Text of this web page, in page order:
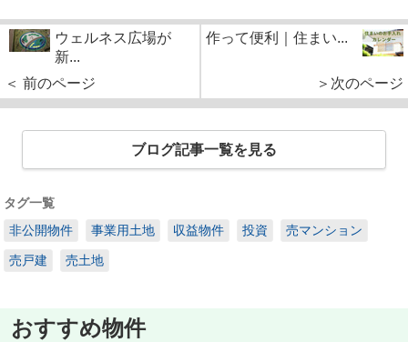
ウェルネス広場が
新...
＜ 前のページ
作って便利｜住まい...
＞次のページ
ブログ記事一覧を見る
タグ一覧
非公開物件
事業用土地 収益物件 投資 売マンション
売戸建 売土地
おすすめ物件